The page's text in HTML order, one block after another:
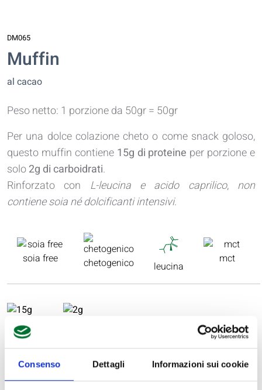
Consenso Dettagli Informazioni sui cookie
DM065
Muffin
al cacao
Peso netto: 1 porzione da 50gr = 50gr
Per una dolce colazione cheto o come snack goloso,
questo muffin contiene 15g di proteine per porzione e
solo2g di carboidrati.
Rinforzato con L-leucina e acido caprilico, non
contiene soia né dolcificanti intensivi.
soia free chetogenico leucina
mct